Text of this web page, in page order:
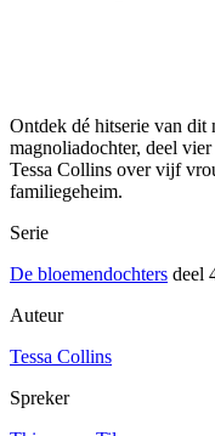
Ontdek dé hitserie van dit
magnoliadochter, deel
Tessa Collins over vijf
familiegeheim.
Serie
De bloemendochters deel
Auteur
Tessa Collins
Spreker